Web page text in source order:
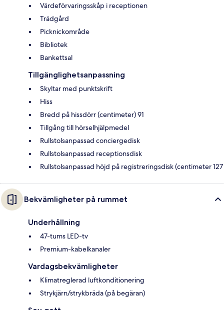
Värdeförvaringsskåp i receptionen
Trädgård
Picknickområde
Bibliotek
Bankettsal
Tillgänglighetsanpassning
Skyltar med punktskrift
Hiss
Bredd på hissdörr (centimeter) 91
Tillgång till hörselhjälpmedel
Rullstolsanpassad conciergedisk
Rullstolsanpassad receptionsdisk
Rullstolsanpassad höjd på registreringsdisk (centimeter 127
Bekvämligheter på rummet
Underhållning
47-tums LED-tv
Premium-kabelkanaler
Vardagsbekvämligheter
Klimatreglerad luftkonditionering
Strykjärn/strykbräda (på begäran)